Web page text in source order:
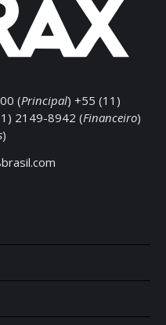
(Principal) +55 (11)
2149-8942 (Financeiro)
)